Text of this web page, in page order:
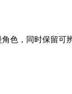
色，同时保留可